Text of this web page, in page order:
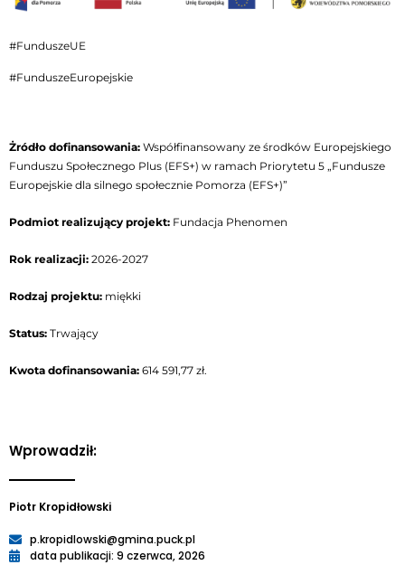
#FunduszeUE
#FunduszeEuropejskie
w
nowym
oknie
Żródło dofinansowania: Współfinansowany ze środków Europejskiego
Funduszu Społecznego Plus (EFS+) w ramach Priorytetu 5 „Fundusze
Europejskie dla silnego społecznie Pomorza (EFS+)”
Podmiot realizujący projekt: Fundacja Phenomen
Rok realizacji: 2026-2027
Rodzaj projektu: miękki
Status: Trwający
Kwota dofinansowania: 614 591,77 zł.
Wprowadził:
Piotr Kropidłowski
p.kropidlowski@gmina.puck.pl
data publikacji: 9 czerwca, 2026